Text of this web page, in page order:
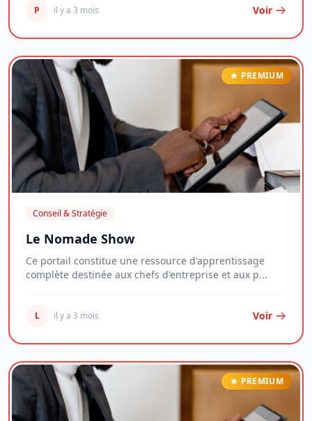
P il y a 3 mois Voir
PREMIUM
Conseil & Stratégie
Le Nomade Show
Ce portail constitue une ressource d'apprentissage
complète destinée aux chefs d'entreprise et aux p...
L il y a 3 mois Voir
PREMIUM